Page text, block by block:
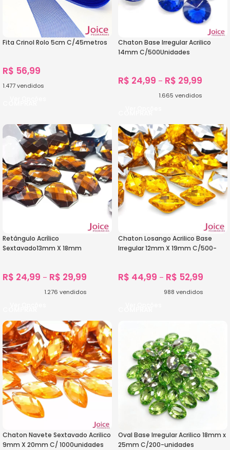
Fita Crinol Rolo 5cm C/45metros
R$ 56,99
1.477vendidos
Chaton Base Irregular Acrilico
14mm C/500Unidades
R$ 24,99 – R$ 29,99
1.665 vendidos
Retângulo Acrílico
Sextavado13mm X 18mm
R$ 24,99 – R$ 29,99
1.276 vendidos
Chaton Losango Acrilico Base
Irregular 12mm X 19mm C/500-
R$ 44,99 – R$ 52,99
988 vendidos
Chaton Navete Sextavado Acrilico
9mm X 20mm C/ 1000unidades
Oval Base Irregular Acrilico 18mm x
25mm C/200-unidades